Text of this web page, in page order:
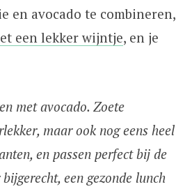
en avocado te combineren,
een lekker wijntje, en je
met avocado. Zoete
maar ook nog eens heel
en passen perfect bij de
een gezonde lunch